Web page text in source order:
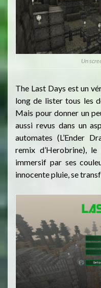
Un
The Last Days est un
long de lister tous les
Mais pour donner un
aussi revus dans un
automates (L’Ender
remix d’Herobrine),
immersif par ses
innocente pluie, se